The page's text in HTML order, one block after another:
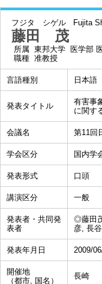
フジタ シゲル Fujita
藤田 茂
所属 東邦大学 医学部
職種 准教授
言語種別 日本語
発表タイトル
有害事
に関す
会議名 第11回
学会区分 国内学
発表形式 口頭
講演区分 一般
発表者・共同発
表者
◎藤田
彦, 長
発表年月日 2009/
開催地
（都市, 国名）
長崎